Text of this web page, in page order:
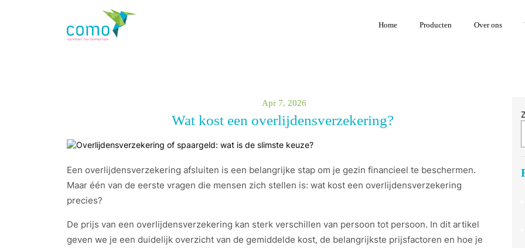
Home Producten Over ons
Apr 7, 2026
Wat kost een overlijdensverzekering?
Een overlijdensverzekering afsluiten is een belangrijke stap om je gezin financieel te beschermen.
Maar één van de eerste vragen die mensen zich stellen is: wat kost een overlijdensverzekering
precies?
De prijs van een overlijdensverzekering kan sterk verschillen van persoon tot persoon. In dit artikel
geven we je een duidelijk overzicht van de gemiddelde kost, de belangrijkste prijsfactoren en hoe je